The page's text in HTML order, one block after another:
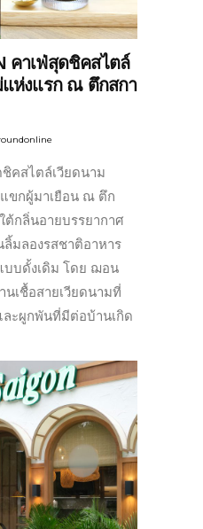
คาเฟ่สุดชิคสไตล์
แห่งแรก ณ ตึกสกา
ชิคสไตล์เวียดนาม
ขกผู้มาเยือน ณ ตึก
ต้กลิ่นอายบรรยากาศ
มลองรสชาติอาหาร
บบดั้งเดิม โดย ฌอน
นเชื้อสายเวียดนามที่
ละผูกพันที่มีต่อบ้านเกิด